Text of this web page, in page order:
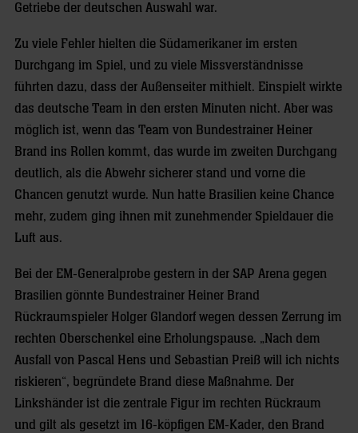
Getriebe der deutschen Auswahl war.
Zu viele Fehler hielten die Südamerikaner im ersten
Durchgang im Spiel, und zu viele Missverständnisse
führten dazu, dass der Außenseiter mithielt. Einspielt wirkte
das deutsche Team in den ersten Minuten nicht. Aber was
möglich ist, wenn das Team von Bundestrainer Heiner
Brand ins Rollen kommt, das wurde im zweiten Durchgang
deutlich, als die Abwehr sicherer stand und vorne die
Chancen genutzt wurde. Nun hatte Brasilien keine Chance
mehr, zudem ging ihnen mit zunehmender Spieldauer die
Luft aus.
Bei der EM-Generalprobe gestern in der SAP Arena gegen
Brasilien gönnte Bundestrainer Heiner Brand
Rückraumspieler Holger Glandorf wegen dessen Zerrung im
rechten Oberschenkel eine Erholungspause. „Nach dem
Ausfall von Pascal Hens und Sebastian Preiß will ich nichts
riskieren“, begründete Brand diese Maßnahme. Der
Linkshänder ist die zentrale Figur im rechten Rückraum
und gilt als gesetzt im 16-köpfigen EM-Kader, den Brand